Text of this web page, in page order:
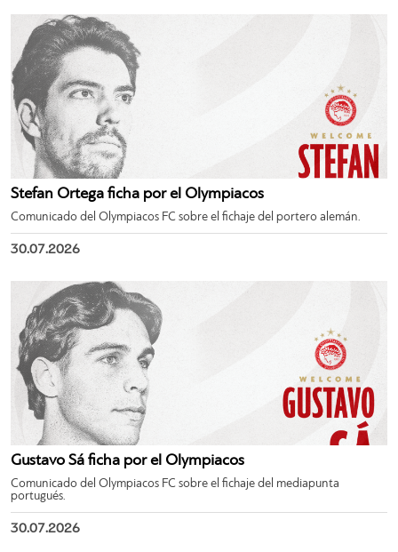
Stefan Ortega ficha por el Olympiacos
Comunicado del Olympiacos FC sobre el fichaje del portero alemán.
30.07.2026
Gustavo Sá ficha por el Olympiacos
Comunicado del Olympiacos FC sobre el fichaje del mediapunta
portugués.
30.07.2026